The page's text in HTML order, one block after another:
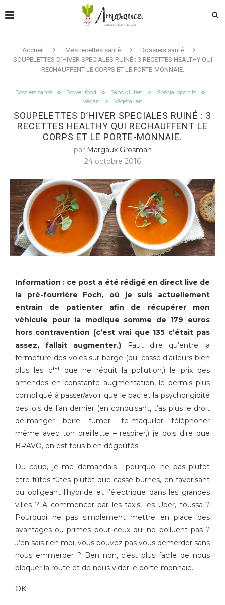
Accueil Mes recettes santé
Dossiers santé
SOUPELETTES D’HIVER SPECIALES RUINÉ : 3 RECETTES HEALTHY QUI
RECHAUFFENT LE CORPS ET LE PORTE-MONNAIE.
Dossiers santé Power food Sans gluten
Spécial sportifs
Vegan
Végétarien
SOUPELETTES D’HIVER SPECIALES RUINÉ : 3
RECETTES HEALTHY QUI RECHAUFFENT LE
CORPS ET LE PORTE-MONNAIE.
par Margaux Grosman
24 octobre 2016
Information : ce post a été rédigé en direct live de
la pré-fourrière Foch, où je suis actuellement
entrain de patienter afin de récupérer mon
véhicule pour la modique somme de 179 euros
hors contravention (c’est vrai que 135 c’était pas
assez, fallait augmenter.) Faut dire qu’entre la
fermeture des voies sur berge (qui casse d’ailleurs bien
plus les c*** que ne réduit la pollution,) le prix des
amendes en constante augmentation, le permis plus
compliqué à passer/avoir que le bac et la psychorigidité
des lois de l’an dernier (en conduisant, t’as plus le droit
de manger – boire – fumer – te maquiller – téléphoner
même avec ton oreillette – respirer,) je dois dire que
BRAVO, on est tous bien dégoûtés.
Du coup, je me demandais : pourquoi ne pas plutôt
être fûtes-fûtes plutôt que casse-burnes, en favorisant
ou obligeant l’hybride et l’électrique dans les grandes
villes ? A commencer par les taxis, les Uber, toussa ?
Pourquoi ne pas simplement mettre en place des
avantages ou primes pour ceux qui ne polluent pas ?
J’en sais rien moi, vous pouvez pas vous démerder sans
nous emmerder ? Ben non, c’est plus facile de nous
bloquer la route et de nous vider le porte-monnaie.
OK.